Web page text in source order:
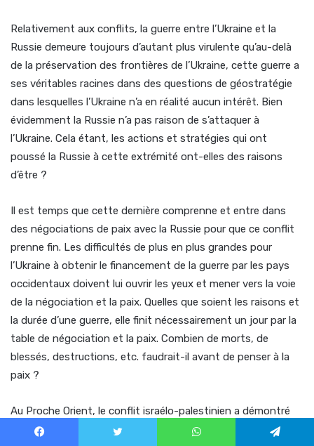
Relativement aux conflits, la guerre entre l’Ukraine et la
Russie demeure toujours d’autant plus virulente qu’au-delà
de la préservation des frontières de l’Ukraine, cette guerre a
ses véritables racines dans des questions de géostratégie
dans lesquelles l’Ukraine n’a en réalité aucun intérêt. Bien
évidemment la Russie n’a pas raison de s’attaquer à
l’Ukraine. Cela étant, les actions et stratégies qui ont
poussé la Russie à cette extrémité ont-elles des raisons
d’être ?
Il est temps que cette dernière comprenne et entre dans
des négociations de paix avec la Russie pour que ce conflit
prenne fin. Les difficultés de plus en plus grandes pour
l’Ukraine à obtenir le financement de la guerre par les pays
occidentaux doivent lui ouvrir les yeux et mener vers la voie
de la négociation et la paix. Quelles que soient les raisons et
la durée d’une guerre, elle finit nécessairement un jour par la
table de négociation et la paix. Combien de morts, de
blessés, destructions, etc. faudrait-il avant de penser à la
paix ?
Au Proche Orient, le conflit israélo-palestinien a démontré
les limites de toute stratégie politique et la nécessité d’une